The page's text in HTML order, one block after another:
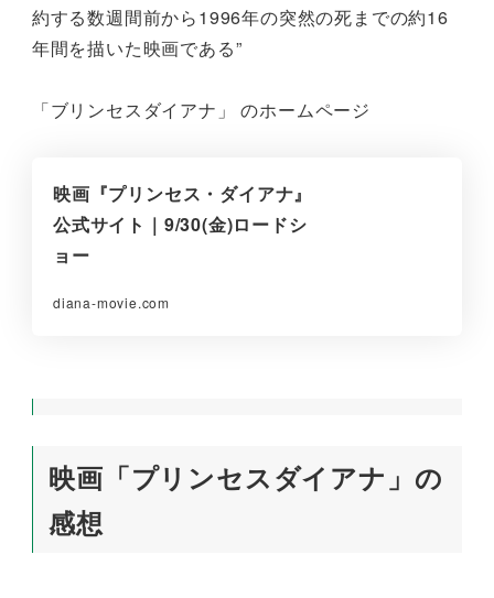
約する数週間前から1996年の突然の死までの約16
年間を描いた映画である”
「ブリンセスダイアナ」 のホームページ
映画『プリンセス・ダイアナ』
公式サイト｜9/30(金)ロードシ
ョー
diana-movie.com
映画「プリンセスダイアナ」の
感想